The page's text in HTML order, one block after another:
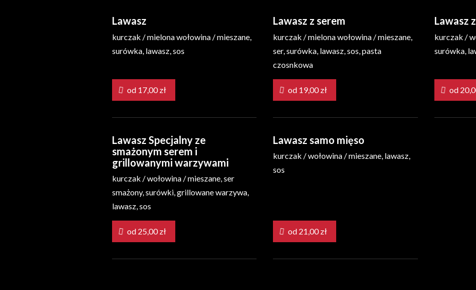
Lawasz
kurczak / mielona wołowina / mieszane,
surówka, lawasz, sos
Lawasz z serem
kurczak / mielona wołowina / mieszane,
ser, surówka, lawasz, sos, pasta
czosnkowa
Lawasz
kurczak /
surówka,
Lawasz Specjalny ze
smażonym serem i
grillowanymi warzywami
kurczak / wołowina / mieszane, ser
smażony, surówki, grillowane warzywa,
lawasz, sos
Lawasz samo mięso
kurczak / wołowina / mieszane, lawasz,
sos